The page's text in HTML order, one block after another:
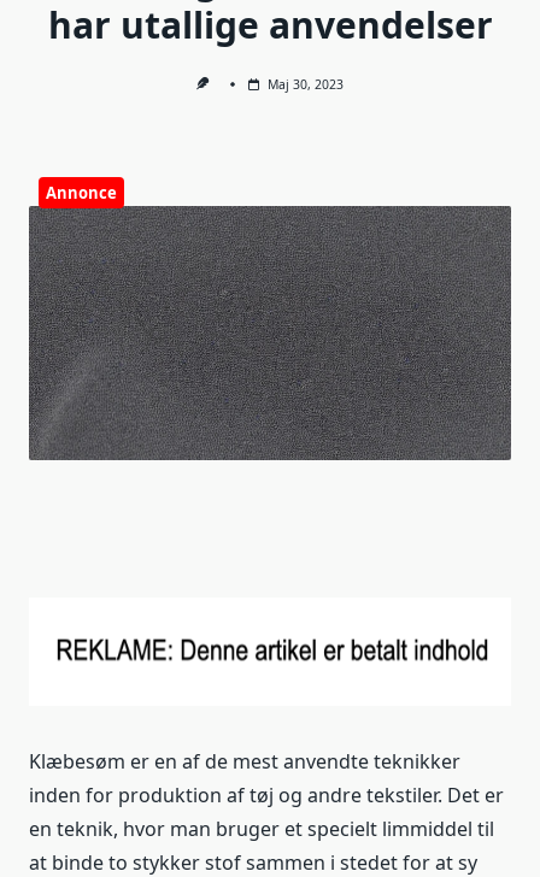
har utallige anvendelser
Maj 30, 2023
Annonce
Klæbesøm er en af de mest anvendte teknikker
inden for produktion af tøj og andre tekstiler. Det er
en teknik, hvor man bruger et specielt limmiddel til
at binde to stykker stof sammen i stedet for at sy